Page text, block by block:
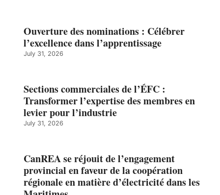
Ouverture des nominations : Célébrer
l’excellence dans l’apprentissage
July 31, 2026
Sections commerciales de l’ÉFC :
Transformer l’expertise des membres en
levier pour l’industrie
July 31, 2026
CanREA se réjouit de l’engagement
provincial en faveur de la coopération
régionale en matière d’électricité dans les